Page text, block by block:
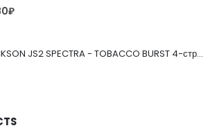
₽
JACKSON JS2 SPECTRA - TOBACCO BURST 4-струнная бас-гитара